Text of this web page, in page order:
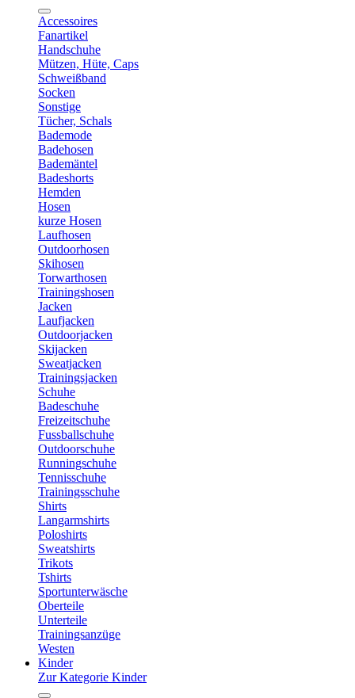
Accessoires
Fanartikel
Handschuhe
Mützen, Hüte, Caps
Schweißband
Socken
Sonstige
Tücher, Schals
Bademode
Badehosen
Bademäntel
Badeshorts
Hemden
Hosen
kurze Hosen
Laufhosen
Outdoorhosen
Skihosen
Torwarthosen
Trainingshosen
Jacken
Laufjacken
Outdoorjacken
Skijacken
Sweatjacken
Trainingsjacken
Schuhe
Badeschuhe
Freizeitschuhe
Fussballschuhe
Outdoorschuhe
Runningschuhe
Tennisschuhe
Trainingsschuhe
Shirts
Langarmshirts
Poloshirts
Sweatshirts
Trikots
Tshirts
Sportunterwäsche
Oberteile
Unterteile
Trainingsanzüge
Westen
Kinder
Zur Kategorie Kinder